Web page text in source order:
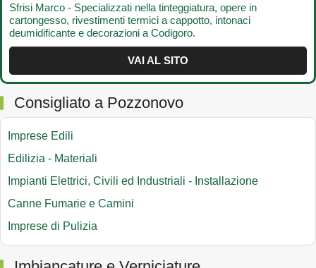
Sfrisi Marco - Specializzati nella tinteggiatura, opere in
cartongesso, rivestimenti termici a cappotto, intonaci
deumidificante e decorazioni a Codigoro.
VAI AL SITO
Consigliato a Pozzonovo
Imprese Edili
Edilizia - Materiali
Impianti Elettrici, Civili ed Industriali - Installazione
Canne Fumarie e Camini
Imprese di Pulizia